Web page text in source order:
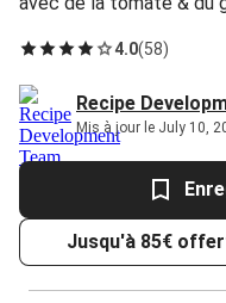
4.0(58)
Recipe
Mis à jour le July 10,
Jusqu'à 85€